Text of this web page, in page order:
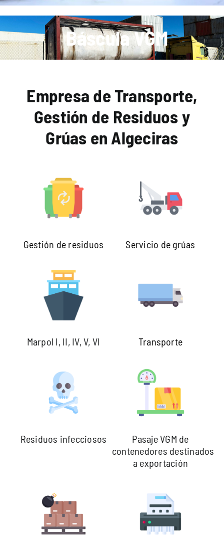
Báscula VGM
Empresa de Transporte,
Gestión de Residuos y
Grúas en Algeciras
Gestión de residuos Servicio de grúas
Marpol I, II, IV, V, VI Transporte
Residuos infecciosos
Pasaje VGM de
contenedores destinados
a exportación